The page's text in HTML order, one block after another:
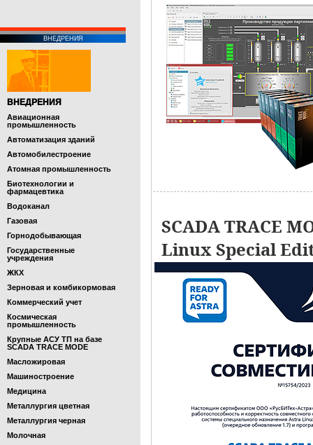
ВНЕДРЕНИЯ
ВНЕДРЕНИЯ
Авиационная
промышленность
Автоматизация зданий
Автомобилестроение
Атомная промышленность
Биотехнологии и
фармацевтика
Водоканал
Газовая
Горнодобывающая
Государственные
учреждения
ЖКХ
Зерновая и комбикормовая
Коммерческий учет
Космическая
промышленность
Крупные АСУ ТП на базе
SCADA TRACE MODE
Масложировая
Машиностроение
Медицина
Металлургия цветная
Металлургия черная
Молочная
SCADA TRACE
Linux Special